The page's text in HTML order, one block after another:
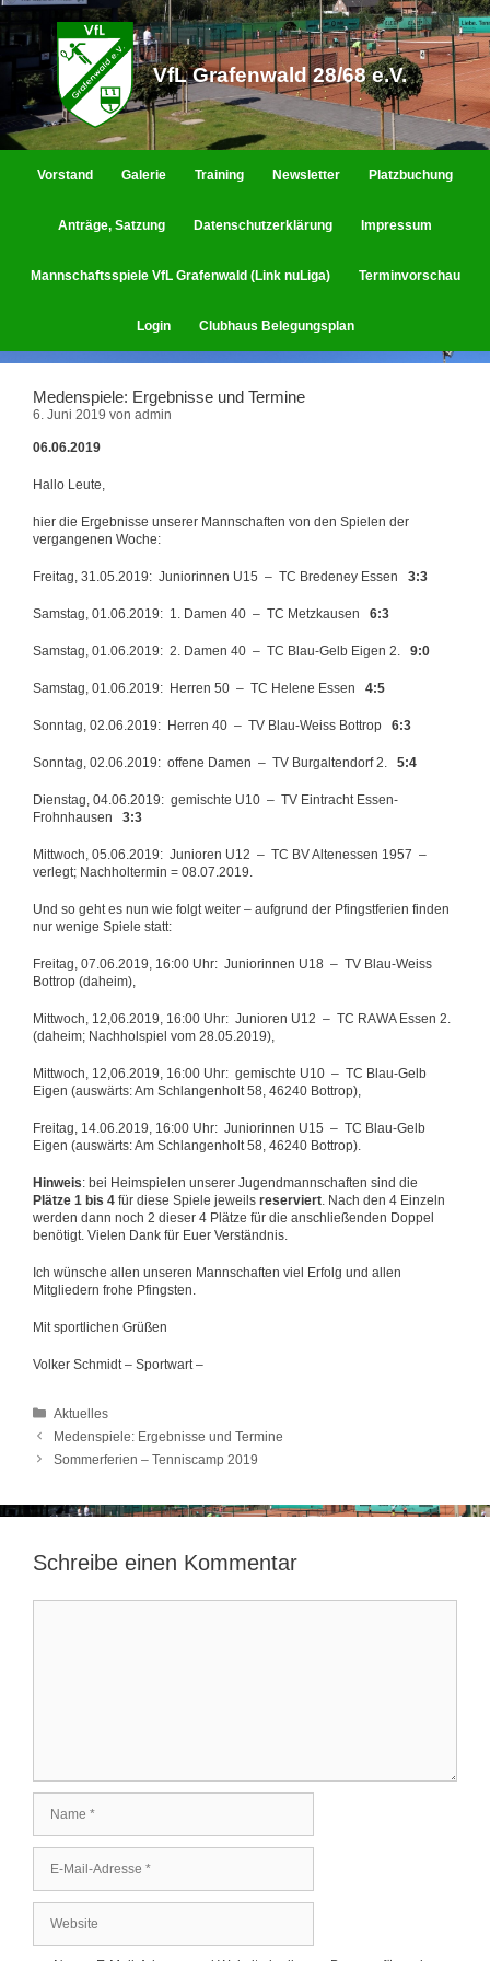
Zum
springen
VfL Grafenwald 28/68 e.V.
Vorstand Galerie Training Newsletter Platzbuchung
Anträge, Satzung Datenschutzerklärung Impressum
Mannschaftsspiele VfL Grafenwald (Link nuLiga) Terminvorschau
Login Clubhaus Belegungsplan
Medenspiele: Ergebnisse und Termine
6. Juni 2019 von admin
06.06.2019
Hallo Leute,
hier die Ergebnisse unserer Mannschaften von den Spielen der
vergangenen Woche:
Freitag, 31.05.2019: Juniorinnen U15 – TC Bredeney Essen 3:3
Samstag, 01.06.2019: 1. Damen 40 – TC Metzkausen 6:3
Samstag, 01.06.2019: 2. Damen 40 – TC Blau-Gelb Eigen 2. 9:0
Samstag, 01.06.2019: Herren 50 – TC Helene Essen 4:5
Sonntag, 02.06.2019: Herren 40 – TV Blau-Weiss Bottrop 6:3
Sonntag, 02.06.2019: offene Damen – TV Burgaltendorf 2. 5:4
Dienstag, 04.06.2019: gemischte U10 – TV Eintracht Essen-
Frohnhausen 3:3
Mittwoch, 05.06.2019: Junioren U12 – TC BV Altenessen 1957 –
verlegt; Nachholtermin = 08.07.2019.
Und so geht es nun wie folgt weiter – aufgrund der Pfingstferien finden
nur wenige Spiele statt:
Freitag, 07.06.2019, 16:00 Uhr: Juniorinnen U18 – TV Blau-Weiss
Bottrop (daheim),
Mittwoch, 12,06.2019, 16:00 Uhr: Junioren U12 – TC RAWA Essen 2.
(daheim; Nachholspiel vom 28.05.2019),
Mittwoch, 12,06.2019, 16:00 Uhr: gemischte U10 – TC Blau-Gelb
Eigen (auswärts: Am Schlangenholt 58, 46240 Bottrop),
Freitag, 14.06.2019, 16:00 Uhr: Juniorinnen U15 – TC Blau-Gelb
Eigen (auswärts: Am Schlangenholt 58, 46240 Bottrop).
Hinweis: bei Heimspielen unserer Jugendmannschaften sind die
Plätze 1 bis 4 für diese Spiele jeweils reserviert. Nach den 4 Einzeln
werden dann noch 2 dieser 4 Plätze für die anschließenden Doppel
benötigt. Vielen Dank für Euer Verständnis.
Ich wünsche allen unseren Mannschaften viel Erfolg und allen
Mitgliedern frohe Pfingsten.
Mit sportlichen Grüßen
Volker Schmidt – Sportwart –
Kategorien
Aktuelles
Medenspiele: Ergebnisse und Termine
Sommerferien – Tenniscamp 2019
Schreibe einen Kommentar
Mail-
Adresse